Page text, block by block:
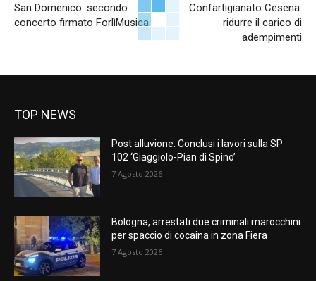
San Domenico: secondo
concerto firmato ForlìMusica
Confartigianato Cesena:
ridurre il carico di
adempimenti
TOP NEWS
Post alluvione. Conclusi i lavori sulla SP
102 ‘Giaggiolo-Pian di Spino’
7 Agosto 2026
Bologna, arrestati due criminali marocchini
per spaccio di cocaina in zona Fiera
7 Agosto 2026